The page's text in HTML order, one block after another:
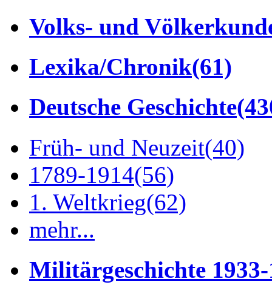
Volks- und
Lexika/Chronik(61)
Deutsche Geschichte
Früh- und Neuzeit(40)
1789-1914(56)
1. Weltkrieg(62)
mehr...
Militärgeschichte 1933-